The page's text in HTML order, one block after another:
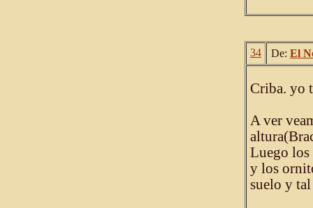
34 De: El
Criba. yo
A ver
Luego los
y los
suelo y